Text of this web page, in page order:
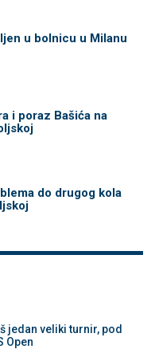
u bolnicu u Milanu
i poraz Bašića na
do drugog kola
jedan veliki turnir, pod
Open